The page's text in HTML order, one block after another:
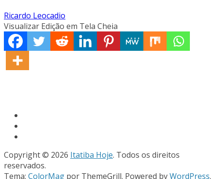
Ricardo Leocadio
Visualizar Edição em Tela Cheia
Copyright © 2026 Itatiba Hoje. Todos os direitos
reservados.
Tema: ColorMag por ThemeGrill. Powered byWordPress.